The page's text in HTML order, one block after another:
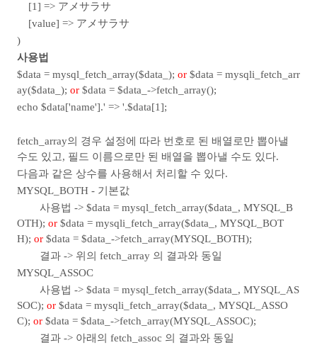
[1] => アメサラサ
[value] => アメサラサ
)
사용법
$data = mysql_fetch_array($data_); or $data = mysqli_fetch_arr
ay($data_); or $data = $data_->fetch_array();
echo $data['name'].' => '.$data[1];
fetch_array의 경우 설정에 따라 번호로 된 배열로만 뽑아낼
수도 있고, 필드 이름으로만 된 배열을 뽑아낼 수도 있다.
다음과 같은 상수를 사용해서 처리할 수 있다.
MYSQL_BOTH - 기본값
사용법 -> $data = mysql_fetch_array($data_, MYSQL_B
OTH); or $data = mysqli_fetch_array($data_, MYSQL_BOT
H); or $data = $data_->fetch_array(MYSQL_BOTH);
결과 -> 위의 fetch_array 의 결과와 동일
MYSQL_ASSOC
사용법 -> $data = mysql_fetch_array($data_, MYSQL_AS
SOC); or $data = mysqli_fetch_array($data_, MYSQL_ASSO
C); or $data = $data_->fetch_array(MYSQL_ASSOC);
결과 -> 아래의 fetch_assoc 의 결과와 동일